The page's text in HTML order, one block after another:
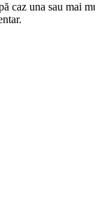
una sau mai